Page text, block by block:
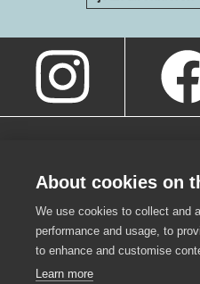
About cookies on
We use cookies to collect and
performance and usage, to
to enhance and customise
Learn more